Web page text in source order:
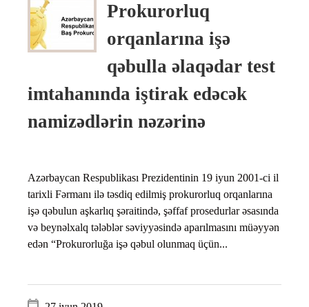
Prokurorluq
orqanlarına işə
qəbulla əlaqədar test
imtahanında iştirak edəcək
namizədlərin nəzərinə
Azərbaycan Respublikası Prezidentinin 19 iyun 2001-ci il
tarixli Fərmanı ilə təsdiq edilmiş prokurorluq orqanlarına
işə qəbulun aşkarlıq şəraitində, şəffaf prosedurlar əsasında
və beynəlxalq tələblər səviyyəsində aparılmasını müəyyən
edən “Prokurorluğa işə qəbul olunmaq üçün...